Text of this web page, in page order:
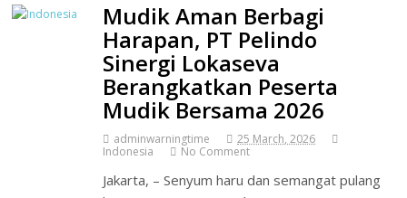
Mudik Aman Berbagi
Harapan, PT Pelindo
Sinergi Lokaseva
Berangkatkan Peserta
Mudik Bersama 2026
adminwarningtime
25 March, 2026
Indonesia
No Comment
Jakarta, – Senyum haru dan semangat pulang